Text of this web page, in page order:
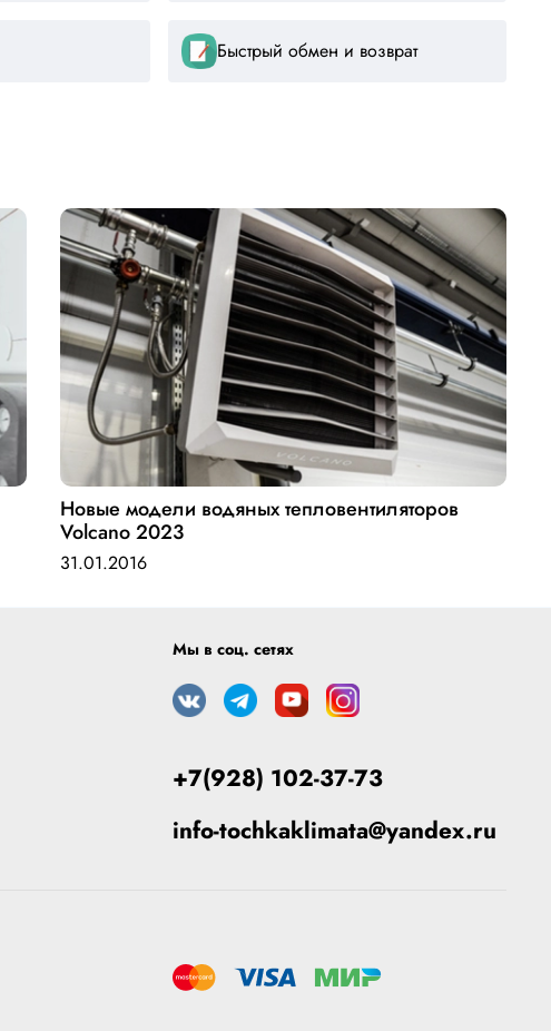
Быстрый обмен и возврат
Новые модели водяных тепловентиляторов
Volcano 2023
31.01.2016
Мы в соц. сетях
+7(928) 102-37-73
info-tochkaklimata@yandex.ru